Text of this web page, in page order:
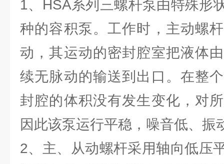
1、HSA系列三螺杆泵由特殊形
种的容积泵。工作时，主动螺
动，其运动的密封腔室把液体
续无脉动的输送到出口。在整
封腔的体积没有发生变化，对
因此该泵运行平稳，噪音低、振
2、主、从动螺杆采用轴向低压